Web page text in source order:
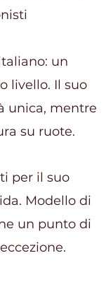
un
livello. Il suo
unica, mentre
su ruote.
per il suo
Modello di
un punto di